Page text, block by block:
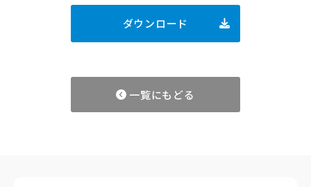
ダウンロード
一覧にもどる